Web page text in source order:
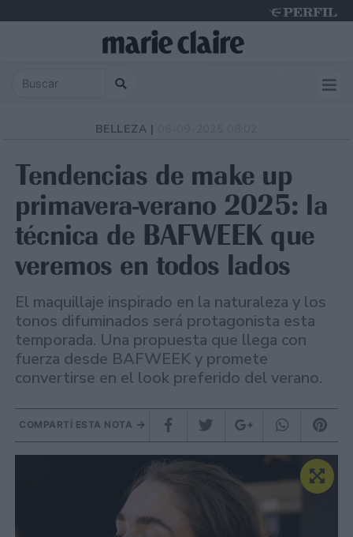
BELLEZA |
Tendencias de make up
primavera-verano 2025: la
técnica de BAFWEEK que
veremos en todos lados
El maquillaje inspirado en la naturaleza y los
tonos difuminados será protagonista esta
temporada. Una propuesta que llega con
fuerza desde BAFWEEK y promete
convertirse en el look preferido del verano.
COMPARTÍ ESTA NOTA